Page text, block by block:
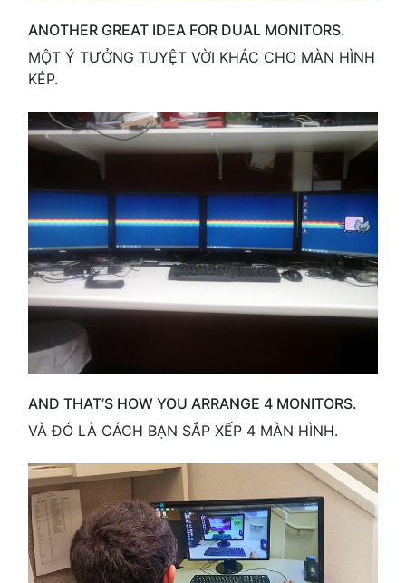
ANOTHER GREAT IDEA FOR DUAL MONITORS.
MỘT Ý TƯỞNG TUYỆT VỜI KHÁC CHO MÀN HÌNH
KÉP.
AND THAT’S HOW YOU ARRANGE 4 MONITORS.
VÀ ĐÓ LÀ CÁCH BẠN SẮP XẾP 4 MÀN HÌNH.